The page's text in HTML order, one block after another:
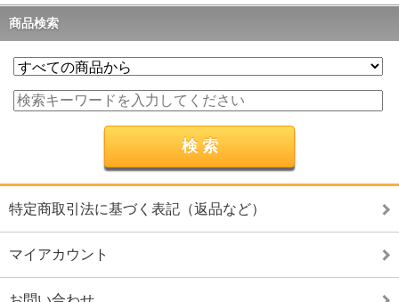
商品検索
特定商取引法に基づく表記（返品など）
マイアカウント